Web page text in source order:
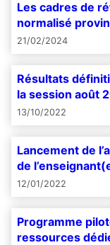
Les cadres de
normalisé
21/02/2024
Résultats
la session août
13/10/2022
Lancement de
de
12/01/2022
Programme
ressources